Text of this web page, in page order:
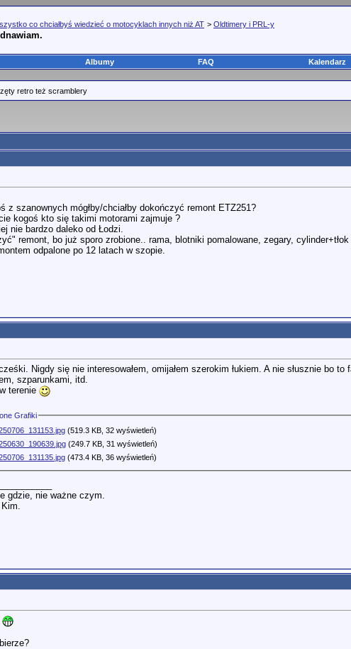
co chciałbyś wiedzieć o motocyklach innych niż AT > Oldtimery i PRL-y
Albumy FAQ Kalendarz
retro też scramblery
z szanownych mógłby/chciałby dokończyć remont ETZ251?
kogoś kto się takimi motorami zajmuje ?
nie bardzo daleko od Łodzi.
remont, bo już sporo zrobione.. rama, blotniki pomalowane, zegary,
odpalone po 12 latach w szopie.
Nigdy się nie interesowałem, omijałem szerokim łukiem. A nie słusznie bo
szparunkami, itd.
terenie
Grafiki
(519.3 KB, 32 wyświetleń)
(249.7 KB, 31 wyświetleń)
(473.4 KB, 36 wyświetleń)
gdzie, nie ważne czym.